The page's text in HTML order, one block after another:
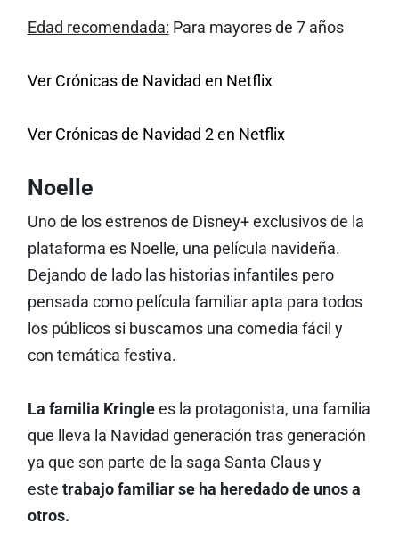
Edad recomendada: Para mayores de 7 años
Ver Crónicas de Navidad en Netflix
Ver Crónicas de Navidad 2 en Netflix
Noelle
Uno de los estrenos de Disney+ exclusivos de la
plataforma es Noelle, una película navideña.
Dejando de lado las historias infantiles pero
pensada como película familiar apta para todos
los públicos si buscamos una comedia fácil y
con temática festiva.
La familia Kringlees la protagonista, una familia
que lleva la Navidad generación tras generación
ya que son parte de la saga Santa Claus y
este trabajo familiar se ha heredado de unos a
otros.